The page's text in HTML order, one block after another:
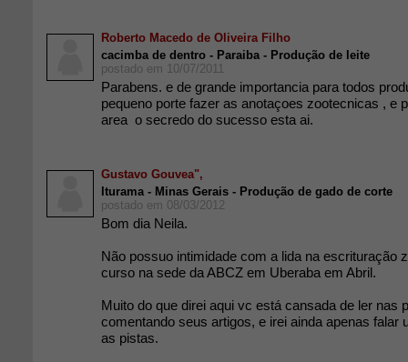
Roberto Macedo de Oliveira Filho
cacimba de dentro - Paraiba - Produção de leite
postado em 10/07/2011
Parabens. e de grande importancia para todos
pequeno porte fazer as anotaçoes zootecnicas , e
area o secredo do sucesso esta ai.
Gustavo Gouvea",
Iturama - Minas Gerais - Produção de gado de corte
postado em 08/03/2012
Bom dia Neila.
Não possuo intimidade com a lida na escrituração
curso na sede da ABCZ em Uberaba em Abril.
Muito do que direi aqui vc está cansada de ler nas
comentando seus artigos, e irei ainda apenas falar
as pistas.